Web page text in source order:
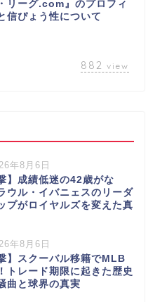
リーグ.com』のプロフィ
信ぴょう性について
882 view
年8月6日
】成績低迷の42歳がな
ウル・イバニェスのリーダ
プがロイヤルズを変えた真
年8月6日
】スクーバル移籍でMLB
トレード期限に起きた歴史
曲と球界の真実